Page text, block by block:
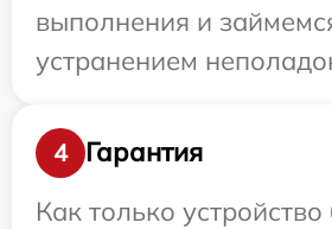
выполнения и
устранением
4
Гарантия
Как только устройство